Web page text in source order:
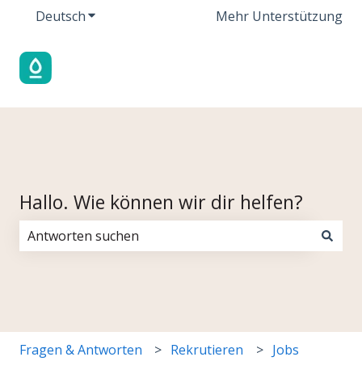
DeutschUntermenü für Übersetzungen anzeigen
Mehr Unterstützung
Hallo. Wie können wir dir helfen?
Fragen & Antworten Rekrutieren Jobs